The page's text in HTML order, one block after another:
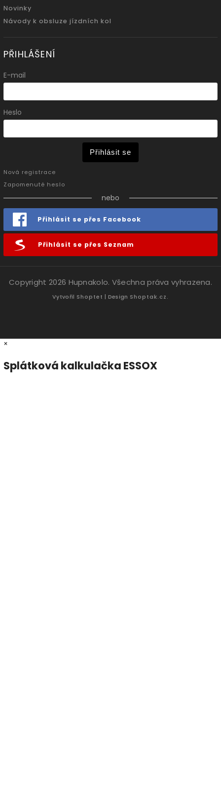
Novinky
Návody k obsluze jízdních kol
PŘIHLÁŠENÍ
E-mail
Heslo
Přihlásit se
Nová registrace
Zapomenuté heslo
nebo
Přihlásit se přes Facebook
Přihlásit se přes Seznam
Copyright 2026 Hupnakolo. Všechna práva vyhrazena.
Vytvořil Shoptet | Design Shoptak.cz.
×
Splátková kalkulačka ESSOX